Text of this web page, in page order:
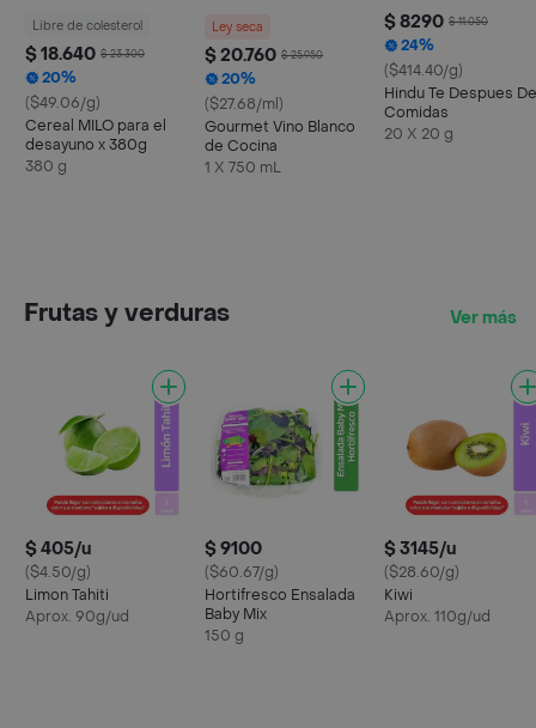
Libre de colesterol
$ 18.640 $ 23.300
20%
($49.06/g)
Cereal MILO para el
desayuno x 380g
380 g
Ley seca
$ 20.760 $ 25.950
20%
($27.68/ml)
Gourmet Vino Blanco
de Cocina
1 X 750 mL
$ 8290 $ 11.050
24%
($414.40/g)
Hindu Te Despues De
Comidas
20 X 20 g
Frutas y verduras Ver más
$ 405/u
($4.50/g)
Limon Tahiti
Aprox. 90g/ud
$ 9100
($60.67/g)
Hortifresco Ensalada
Baby Mix
150 g
$ 3145/u
($28.60/g)
Kiwi
Aprox. 110g/ud